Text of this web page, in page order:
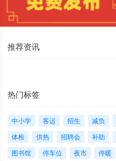
推荐资讯
热门标签
中小学 客运 招生 减负
体检
供热 招聘会 补助
图书馆
停车位 夜市 停暖